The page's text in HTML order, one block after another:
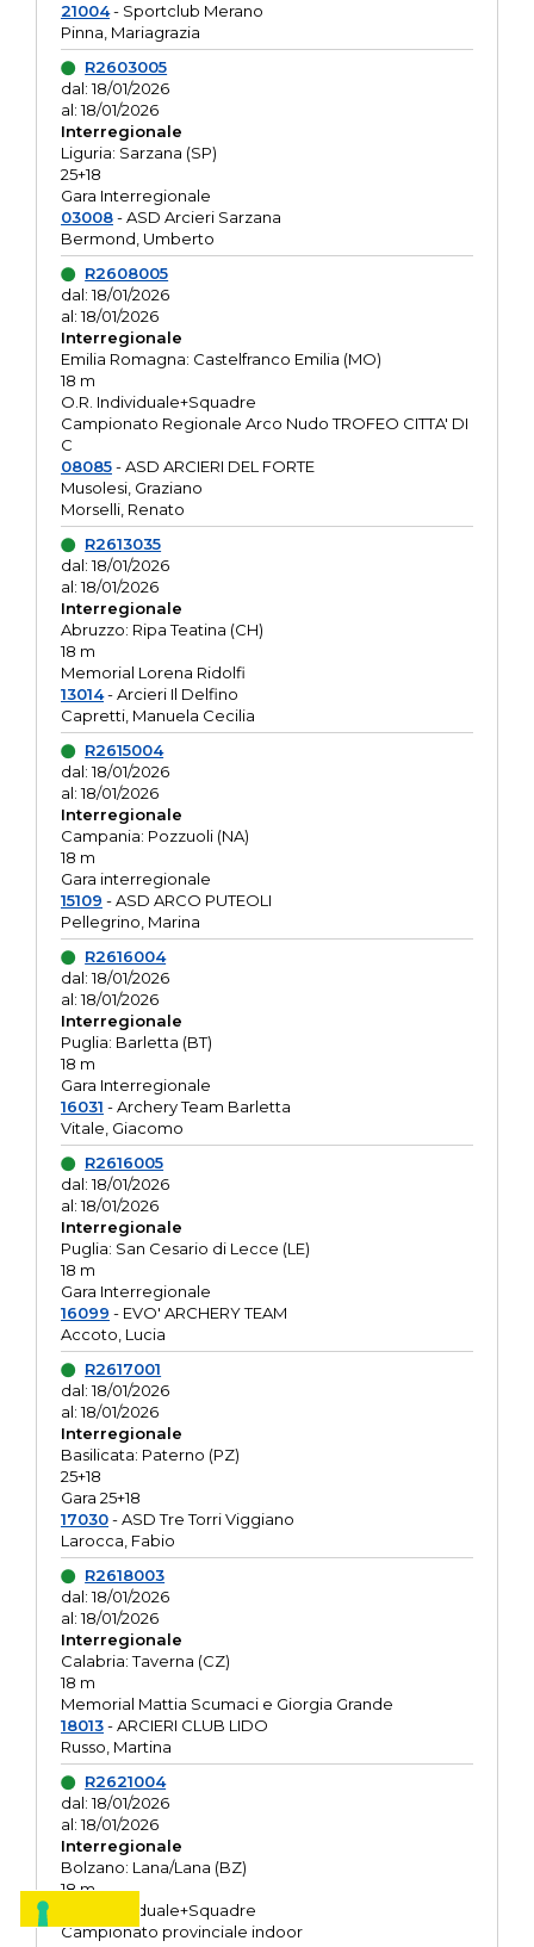
21004- Sportclub Merano
Pinna, Mariagrazia
R2603005
dal: 18/01/2026
al: 18/01/2026
Interregionale
Liguria: Sarzana (SP)
25+18
Gara Interregionale
03008- ASD Arcieri Sarzana
Bermond, Umberto
R2608005
dal: 18/01/2026
al: 18/01/2026
Interregionale
Emilia Romagna: Castelfranco Emilia (MO)
18 m
O.R. Individuale+Squadre
Campionato Regionale Arco Nudo TROFEO CITTA' DI
C
08085- ASD ARCIERI DEL FORTE
Musolesi, Graziano
Morselli, Renato
R2613035
dal: 18/01/2026
al: 18/01/2026
Interregionale
Abruzzo: Ripa Teatina (CH)
18 m
Memorial Lorena Ridolfi
13014- Arcieri Il Delfino
Capretti, Manuela Cecilia
R2615004
dal: 18/01/2026
al: 18/01/2026
Interregionale
Campania: Pozzuoli (NA)
18 m
Gara interregionale
15109 - ASD ARCO PUTEOLI
Pellegrino, Marina
R2616004
dal: 18/01/2026
al: 18/01/2026
Interregionale
Puglia: Barletta (BT)
18 m
Gara Interregionale
16031 - Archery Team Barletta
Vitale, Giacomo
R2616005
dal: 18/01/2026
al: 18/01/2026
Interregionale
Puglia: San Cesario di Lecce (LE)
18 m
Gara Interregionale
16099 - EVO' ARCHERY TEAM
Accoto, Lucia
R2617001
dal: 18/01/2026
al: 18/01/2026
Interregionale
Basilicata: Paterno (PZ)
25+18
Gara 25+18
17030- ASD Tre Torri Viggiano
Larocca, Fabio
R2618003
dal: 18/01/2026
al: 18/01/2026
Interregionale
Calabria: Taverna (CZ)
18 m
Memorial Mattia Scumaci e Giorgia Grande
18013- ARCIERI CLUB LIDO
Russo, Martina
R2621004
dal: 18/01/2026
al: 18/01/2026
Interregionale
Bolzano: Lana/Lana (BZ)
18 m
O.R. Individuale+Squadre
Campionato provinciale indoor